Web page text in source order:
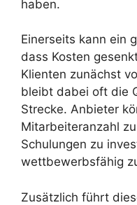
haben.
Einerseits kann ein
dass Kosten
Klienten zunächst
bleibt dabei oft die
Strecke. Anbieter
Mitarbeiteranzahl
Schulungen zu
wettbewerbsfähig
Zusätzlich führt